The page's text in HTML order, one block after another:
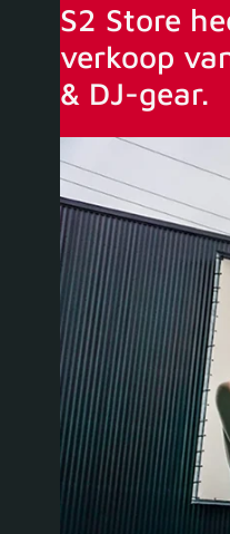
S2 Store
verkoop
& DJ-gear.